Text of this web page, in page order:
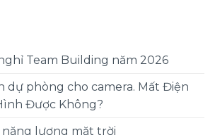
Team Building năm 2026
dự phòng cho camera. Mất Điện
Được Không?
năng lượng mặt trời